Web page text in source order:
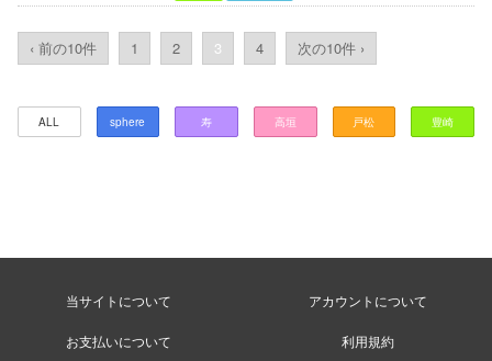
‹ 前の10件 1 2 3 4 次の10件 ›
ALL sphere 寿 高垣 戸松 豊崎
当サイトについて アカウントについて
お支払いについて 利用規約